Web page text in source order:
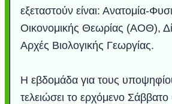
εξεταστούν είναι: Ανατομία-
Οικονομικής Θεωρίας (ΑΟΘ),
Αρχές Βιολογικής Γεωργίας.
Η εβδομάδα για τους
τελειώσει το ερχόμενο